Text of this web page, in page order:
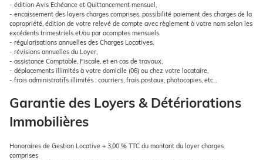
- édition Avis Echéance et Quittancement mensuel,
- encaissement des loyers charges comprises, possibilité paiement des charges de la
copropriété, édition de votre relevé de compte avec règlement à votre nom selon les
excédents trimestriels et/ou par acomptes mensuels
- régularisations annuelles des Charges Locatives,
- révisions annuelles du Loyer,
- assistance Comptable, Fiscale, et en cas de travaux,
- déplacements illimités à votre domicile (06) ou chez votre locataire,
- frais administratifs illimités : courriers, frais postaux, photocopies, etc...
Garantie des Loyers & Détériorations
Immobilières
Honoraires de Gestion Locative + 3,00 % TTC du montant du loyer charges
comprises